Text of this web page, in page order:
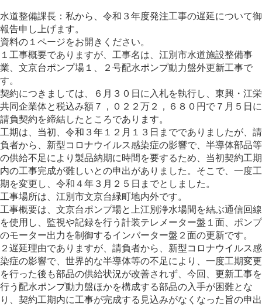
水道整備課長：私から、令和３年度発注工事の遅延について御
報告申し上げます。
資料の１ページをお開きください。
１工事概要でありますが、工事名は、江別市水道施設整備事
業、文京台ポンプ場１、２号配水ポンプ動力盤外更新工事で
す。
契約につきましては、６月３０日に入札を執行し、東興・江栄
共同企業体と税込み額７，０２２万２，６８０円で７月５日に
請負契約を締結したところであります。
工期は、当初、令和３年１２月１３日まででありましたが、請
負者から、新型コロナウイルス感染症の影響で、半導体部品等
の供給不足により製品納期に時間を要するため、当初契約工期
内の工事完成が難しいとの申出がありました。そこで、一度工
期を変更し、令和４年３月２５日までとしました。
工事場所は、江別市文京台緑町地内外です。
工事概要は、文京台ポンプ場と上江別浄水場間を結ぶ通信回線
を使用し、監視や記録を行う計装テレメーター盤１面、ポンプ
のモーター出力を制御するインバーター盤２面の更新です。
２遅延理由でありますが、請負者から、新型コロナウイルス感
染症の影響で、世界的な半導体等の不足により、一度工期変更
を行った後も部品の供給状況が改善されず、今回、更新工事を
行う配水ポンプ動力盤ほかを構成する部品の入手が困難とな
り、契約工期内に工事が完成する見込みがなくなった旨の申出